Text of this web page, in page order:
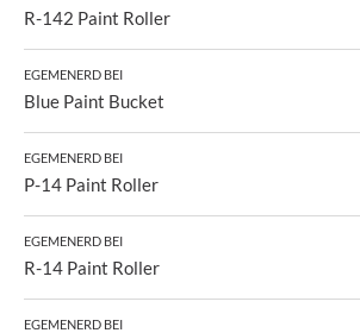
R-142 Paint Roller
EGEMENERD BEI
Blue Paint Bucket
EGEMENERD BEI
P-14 Paint Roller
EGEMENERD BEI
R-14 Paint Roller
EGEMENERD BEI